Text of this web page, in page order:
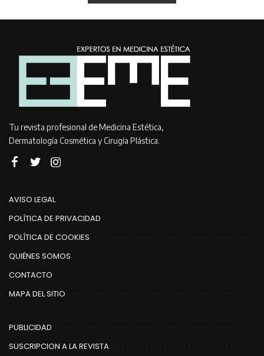
Tu revista profesional de Medicina Estética,
Dermatología Cosmética y Cirugía Plástica.
AVISO LEGAL
POLÍTICA DE PRIVACIDAD
POLÍTICA DE COOKIES
QUIÉNES SOMOS
CONTACTO
MAPA DEL SITIO
PUBLICIDAD
SUSCRIPCION A LA REVISTA